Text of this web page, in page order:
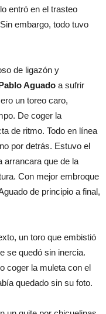
entró en el trasteo
embargo, todo tuvo
de ligazón y
Aguado a sufrir
un toreo caro,
De coger la
de ritmo. Todo en línea
por detrás. Estuvo el
arrancara que de la
Con mejor embroque
de principio a final,
un toro que embistió
se quedó sin inercia.
coger la muleta con el
quedado sin su foto.